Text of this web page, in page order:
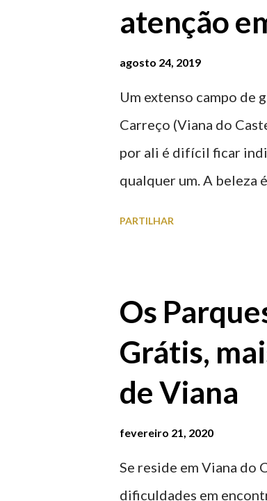
atenção
agosto 24, 2019
Um extenso campo de
Carreço (Viana do
por ali é difícil ficar
qualquer um. A beleza
PARTILHAR
Os
Grátis,
de Viana
fevereiro 21, 2020
Se reside em Viana do
dificuldades em